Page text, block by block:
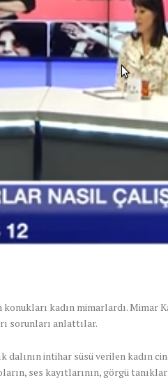
konukları kadın mimarlardı. Mimar
sorunları anlattılar.
dalının intihar süsü verilen kadın
ses kayıtlarının, görgü